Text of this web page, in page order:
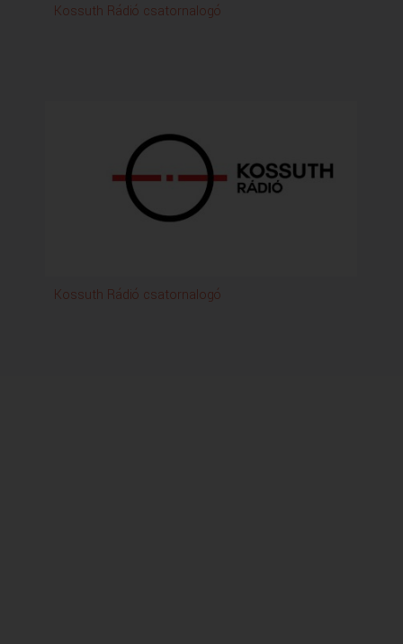
Kossuth Rádió csatornalogó
Kossuth Rádió csatornalogó